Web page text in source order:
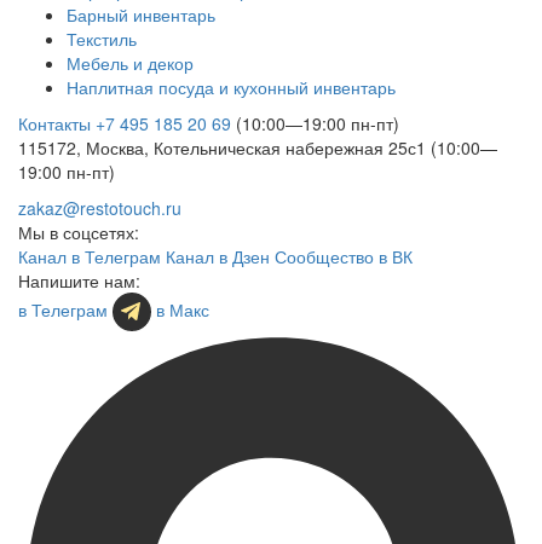
Барный инвентарь
Текстиль
Мебель и декор
Наплитная посуда и кухонный инвентарь
Контакты +7 495 185 20 69 (10:00—19:00 пн-пт)
115172, Москва, Котельническая набережная 25с1 (10:00—
19:00 пн-пт)
zakaz@restotouch.ru
Мы в соцсетях:
Канал в Телеграм Канал в Дзен Сообщество в ВК
Напишите нам:
в Телеграм
в Макс